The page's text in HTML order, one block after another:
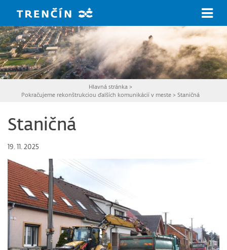
Hlavná stránka >
Pokračujeme rekonštrukciou ďalších komunikácií v meste >Staničná
Staničná
19. 11. 2025